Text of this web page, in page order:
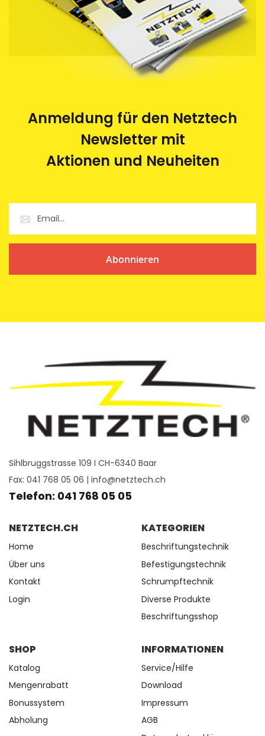
Anmeldung für den Netztech
Newsletter mit
Aktionen und Neuheiten
Abonnieren
Sihlbruggstrasse 109 I CH-6340 Baar
Fax: 041 768 05 06 | info@netztech.ch
Telefon: 041 768 05 05
NETZTECH.CH
Home
Über uns
Kontakt
Login
KATEGORIEN
Beschriftungstechnik
Befestigungstechnik
Schrumpftechnik
Diverse Produkte
Beschriftungsshop
SHOP
Katalog
Mengenrabatt
Bonussystem
Abholung
INFORMATIONEN
Service/Hilfe
Download
Impressum
AGB